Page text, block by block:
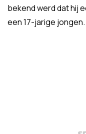
bekend werd dat hij
een 17-jarige jongen.